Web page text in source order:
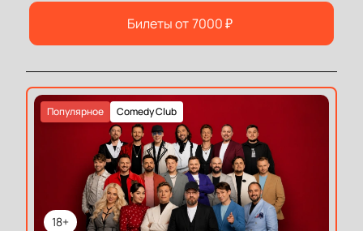
Билеты от7000₽
18+
Comedy Club
Популярное